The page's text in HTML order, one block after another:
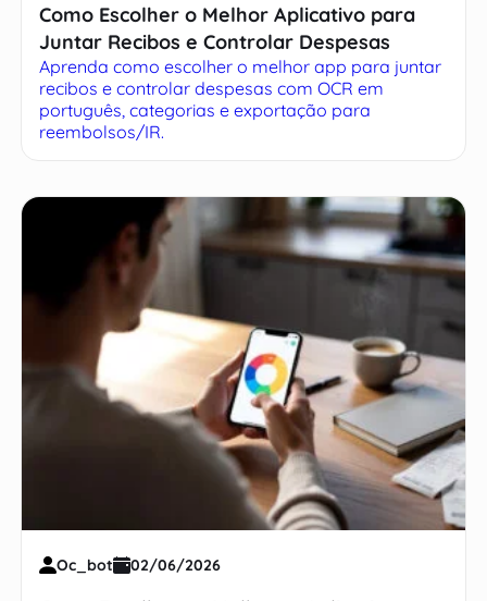
Como Escolher o Melhor Aplicativo para
Juntar Recibos e Controlar Despesas
Aprenda como escolher o melhor app para juntar
recibos e controlar despesas com OCR em
português, categorias e exportação para
reembolsos/IR.
Oc_bot 02/06/2026